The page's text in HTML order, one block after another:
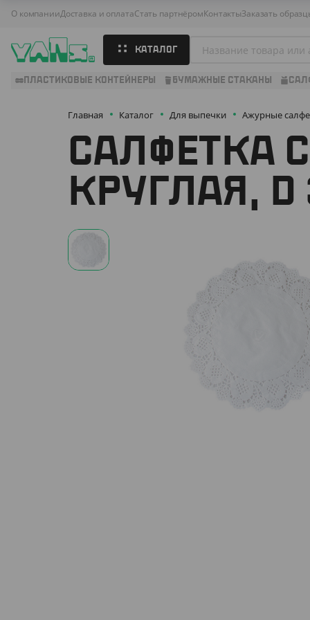
О компанииДоставка и оплатаСтать партнёромКонтактыЗаказать
КАТАЛОГ
ПЛАСТИКОВЫЕ КОНТЕЙНЕРЫ БУМАЖНЫЕ СТАКАНЫ
Главная Каталог Для выпечки Ажурные
САЛФЕТКА
КРУГЛАЯ,